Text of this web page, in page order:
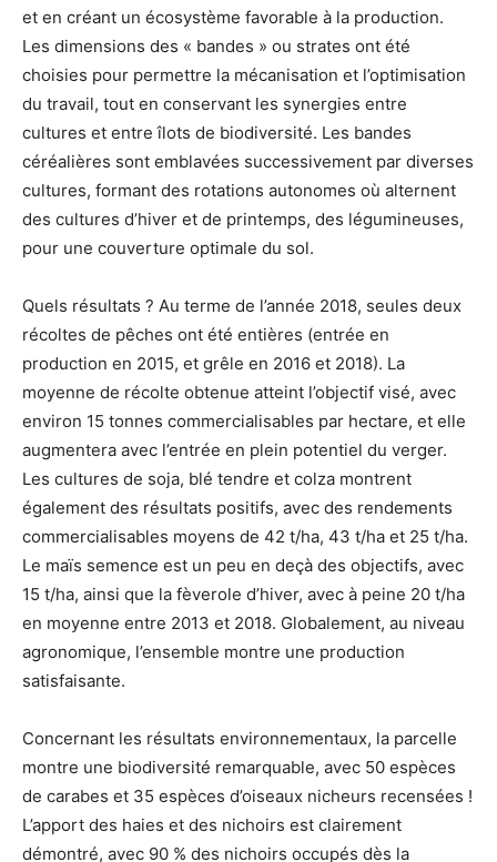
et en créant un écosystème favorable à la production.
Les dimensions des « bandes » ou strates ont été
choisies pour permettre la mécanisation et l’optimisation
du travail, tout en conservant les synergies entre
cultures et entre îlots de biodiversité. Les bandes
céréalières sont emblavées successivement par diverses
cultures, formant des rotations autonomes où alternent
des cultures d’hiver et de printemps, des légumineuses,
pour une couverture optimale du sol.
Quels résultats ? Au terme de l’année 2018, seules deux
récoltes de pêches ont été entières (entrée en
production en 2015, et grêle en 2016 et 2018). La
moyenne de récolte obtenue atteint l’objectif visé, avec
environ 15 tonnes commercialisables par hectare, et elle
augmentera avec l’entrée en plein potentiel du verger.
Les cultures de soja, blé tendre et colza montrent
également des résultats positifs, avec des rendements
commercialisables moyens de 42 t/ha, 43 t/ha et 25 t/ha.
Le maïs semence est un peu en deçà des objectifs, avec
15 t/ha, ainsi que la fèverole d’hiver, avec à peine 20 t/ha
en moyenne entre 2013 et 2018. Globalement, au niveau
agronomique, l’ensemble montre une production
satisfaisante.
Concernant les résultats environnementaux, la parcelle
montre une biodiversité remarquable, avec 50 espèces
de carabes et 35 espèces d’oiseaux nicheurs recensées !
L’apport des haies et des nichoirs est clairement
démontré, avec 90 % des nichoirs occupés dès la